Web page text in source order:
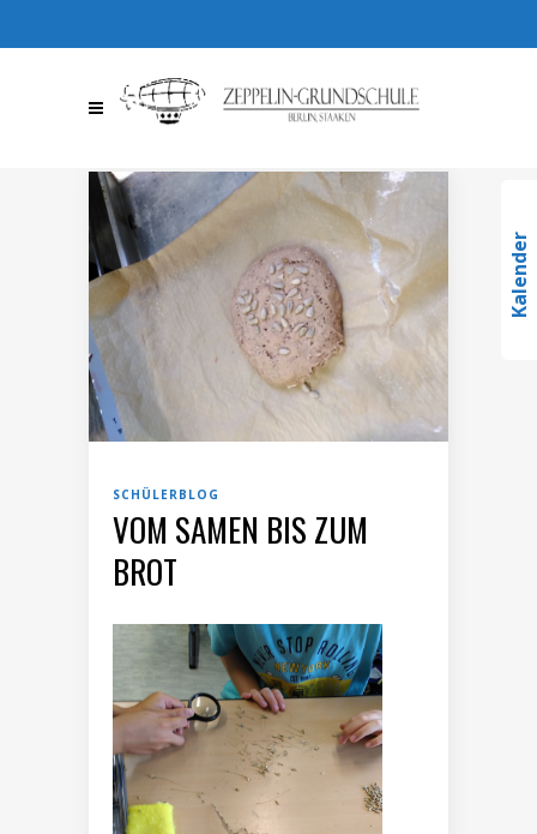
367095123
info@zeppelin-
gs.de
SCHÜLERBLOG
VOM SAMEN BIS ZUM
BROT
Kalender